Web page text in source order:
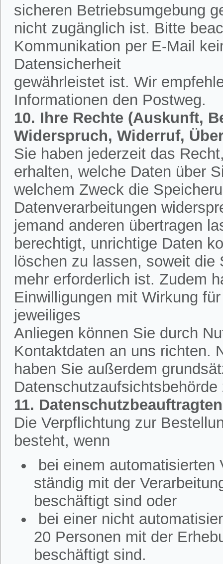
sicheren Betriebsumgebung
nicht zugänglich ist. Bitte
Kommunikation per E-Mail
Datensicherheit
gewährleistet ist. Wir
Informationen den Postweg.
10. Ihre Rechte (Auskunft,
Widerspruch, Widerruf,
Sie haben jederzeit das
erhalten, welche Daten über
welchem Zweck die
Datenverarbeitungen
jemand anderen übertragen
berechtigt, unrichtige Daten
löschen zu lassen, soweit
mehr erforderlich ist. Zudem
Einwilligungen mit Wirkung
jeweiliges
Anliegen können Sie durch
Kontaktdaten an uns richten.
haben Sie außerdem
11. Datenschutzbeauftragten
Die Verpflichtung zur
besteht, wenn
bei einem
ständig mit der
beschäftigt sind oder
bei einer nicht
20 Personen mit der
beschäftigt sind.